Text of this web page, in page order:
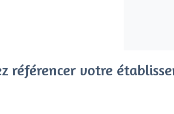
référencer votre